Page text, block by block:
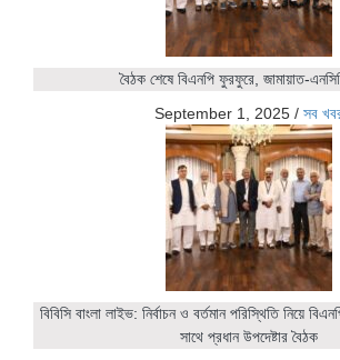
বৈঠক শেষে বিএনপি ফুরফুরে, জামায়াত-
September 1, 2025 / সব
বিবিসি বাংলা লাইভ: নির্বাচন ও বর্তমান পরিস্থিতি নিয়ে
সাথে প্রধান উপদেষ্টার বৈঠক